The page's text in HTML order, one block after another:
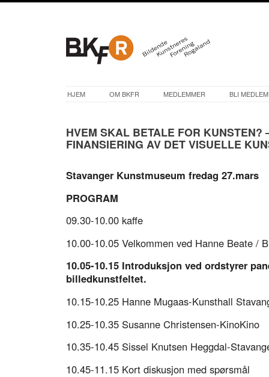
HJEM OM BKFR MEDLEMMER BLI MEDLEM
HVEM SKAL BETALE FOR KUNSTEN?
FINANSIERING AV DET VISUELLE
Stavanger Kunstmuseum fredag 27.mars
PROGRAM
09.30-10.00 kaffe
10.00-10.05 Velkommen ved Hanne Beate /
10.05-10.15 Introduksjon ved ordstyrer
billedkunstfeltet.
10.15-10.25 Hanne Mugaas-Kunsthall
10.25-10.35 Susanne Christensen-KinoKino
10.35-10.45 Sissel Knutsen Heggdal-
10.45-11.15 Kort diskusjon med spørsmål